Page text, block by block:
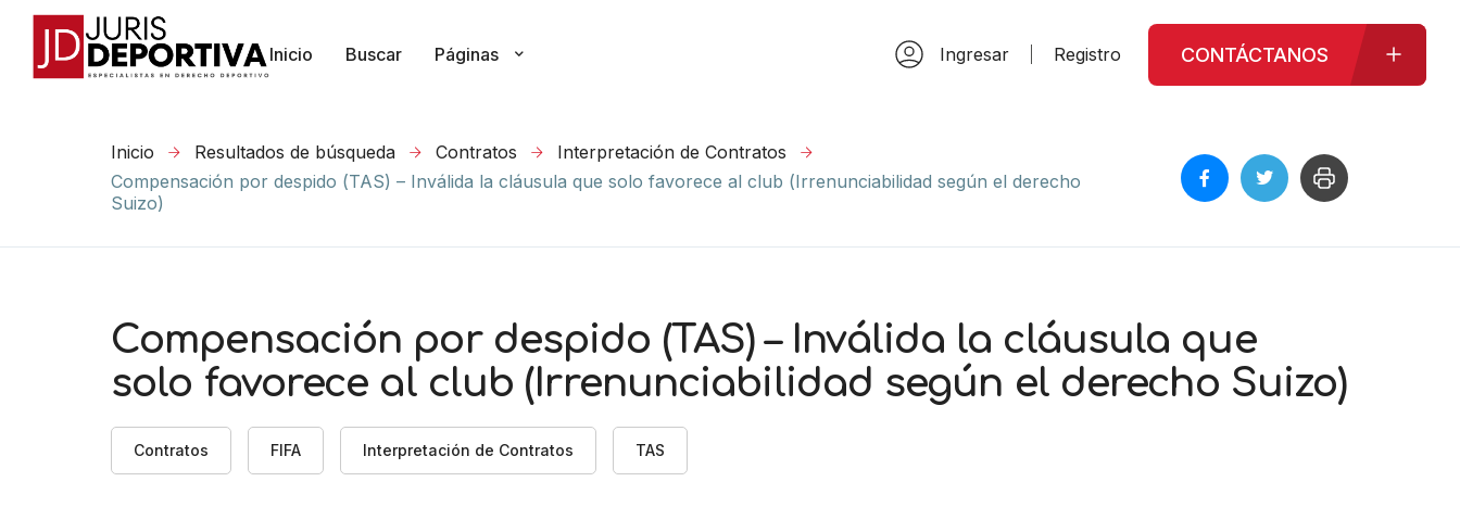
Inicio Buscar Páginas Ingresar Registro CONTÁCTANOS
Inicio Resultados de búsqueda Contratos
Interpretación de Contratos
Compensación por despido (TAS) – Inválida la cláusula que solo favorece al club (Irrenunciabilidad según el derecho
Suizo)
Compensación por despido (TAS) – Inválida la cláusula que
solo favorece al club (Irrenunciabilidad según el derecho Suizo)
Contratos FIFA Interpretación de Contratos TAS